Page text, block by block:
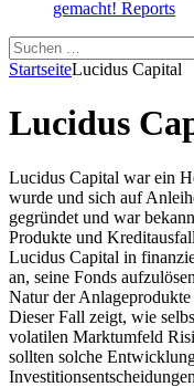
gemacht! Reports
Suchen
nach:
StartseiteLucidus Capital
Lucidus
Lucidus Capital war ein
wurde und sich auf
gegründet und war
Produkte und
Lucidus Capital in
an, seine Fonds
Natur der
Dieser Fall zeigt, wie
volatilen Marktumfeld
sollten solche